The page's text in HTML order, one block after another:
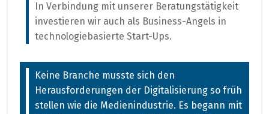
Keine Branche musste sich den
Herausforderungen der Digitalisierung so früh
stellen wie die Medienindustrie. Es begann mit
In Verbindung mit unserer Beratungstätigkeit
investieren wir auch als Business-Angels in
technologiebasierte Start-Ups.